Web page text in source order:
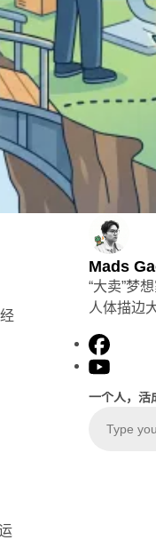
Mads
“大卖”梦
人体描边
F
a
e
b
Y
u
T
一个人，活